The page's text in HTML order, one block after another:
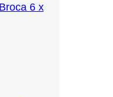
6 x